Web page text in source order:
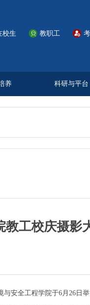
校生  教职工 
养 科研与平台
教工校庆摄影
与安全工程学院于6月26 日